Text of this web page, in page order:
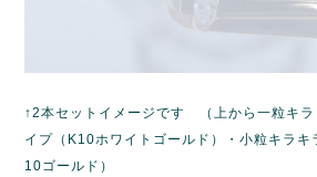
↑2本セットイメージです （上から一粒キラ
イプ（K10ホワイトゴールド）・小粒キラキ
10ゴールド）